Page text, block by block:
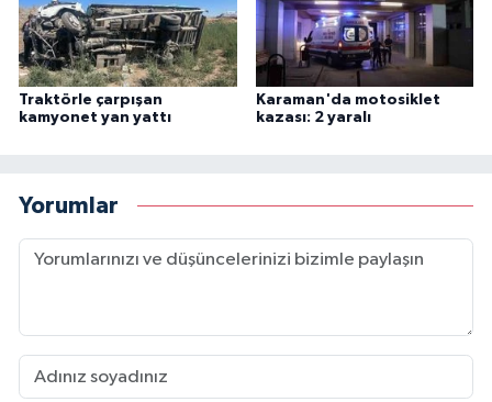
Traktörle çarpışan
kamyonet yan yattı
Karaman'da motosiklet
kazası: 2 yaralı
Yorumlar